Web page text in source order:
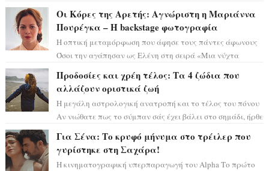
Οι Κόρες της Αρετής: Αγνώριστη η Μαριάννα
Πουρέγκα – H backstage φωτογραφία
Η οπτική μεταμόρφωση που άφησε τους πάντες άφωνους
Όσοι την αγάπησαν ως Ελένη στη σειρά «Μια νύχτα
Προδοσίες και χρέη τέλος: Τα 4 ζώδια που
αλλάζουν οριστικά ζωή
Η μεγάλη αστρολογική ανατροπή και το τέλος του πόνου
Αν νιώθατε πως το σύμπαν σάς έχει βάλει στο σημάδι, ήρθε
Για Σένα: Το κρυφό μήνυμα στο τρέιλερ που
γυρίστηκε στη Σαχάρα!
Η κινηματογραφική υπερπαραγωγή του Alpha Το πρώτο